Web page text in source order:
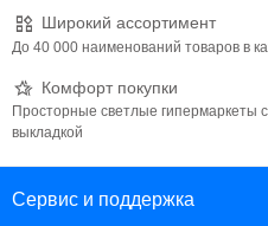
Широкий ассортимент
До 40 000 наименований товаров в
Комфорт покупки
Просторные светлые гипермаркеты
выкладкой
Сервис и поддержка